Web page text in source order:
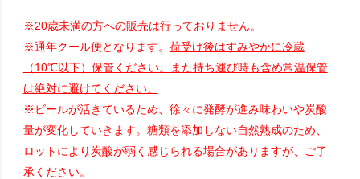
※20歳未満の方への販売は行っておりません。
※通年クール便となります。 荷受け後はすみやかに冷蔵
（10℃以下）保管ください。また持ち運び時も含め常温保管
は絶対に避けてください。
※ビールが活きているため、徐々に発酵が進み味わいや炭酸
量が変化していきます。糖類を添加しない自然熟成のため、
ロットにより炭酸が弱く感じられる場合がありますが、ご了
承ください。